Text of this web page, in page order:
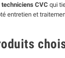
CVC qui
entretien et